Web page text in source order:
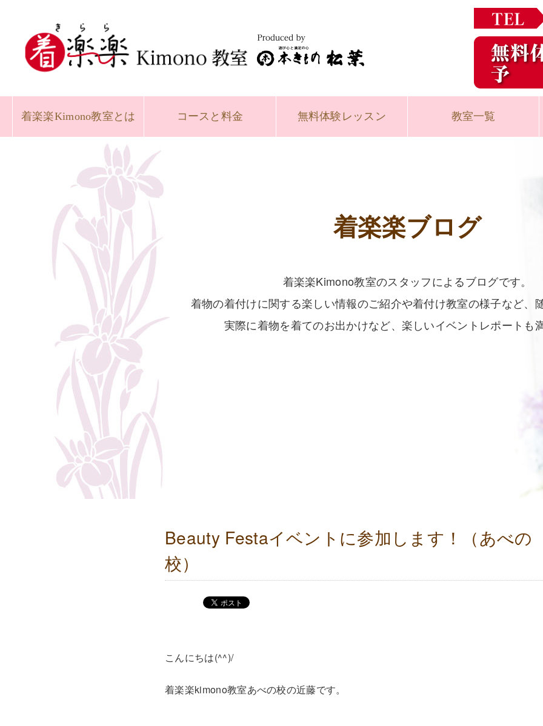
着楽楽Kimono教室とは コースと 料金 無料体験 レッスン 教室一覧
着楽楽ブログ
着楽楽Kimono教室のスタッフによるブログです。
着物の着付けに関する楽しい情報のご紹介や着付け教室の様子など、
実際に着物を着てのお出かけなど、楽しいイベントレポートも
Beauty Festaイベントに参加します！（あべの
校）
こんにちは(^^)/
着楽楽kimono教室あべの校の近藤です。